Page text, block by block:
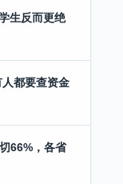
生反而更绝
都要查资金
66%，各省